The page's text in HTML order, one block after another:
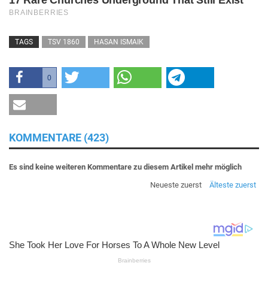
TAGS TSV 1860 HASAN ISMAIK
0
KOMMENTARE (423)
Es sind keine weiteren Kommentare zu diesem Artikel mehr möglich
Neueste zuerst
Älteste zuerst